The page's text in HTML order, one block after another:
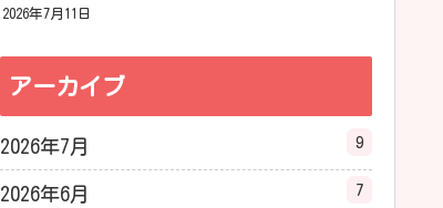
2026年7月11日
アーカイブ
2026年7月 9
2026年6月 7